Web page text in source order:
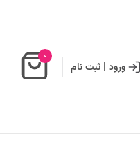
ورود | ثبت نام
0